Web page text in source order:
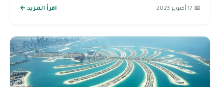
📅 17 أكتوبر 2023 اقرأ المزيد ←